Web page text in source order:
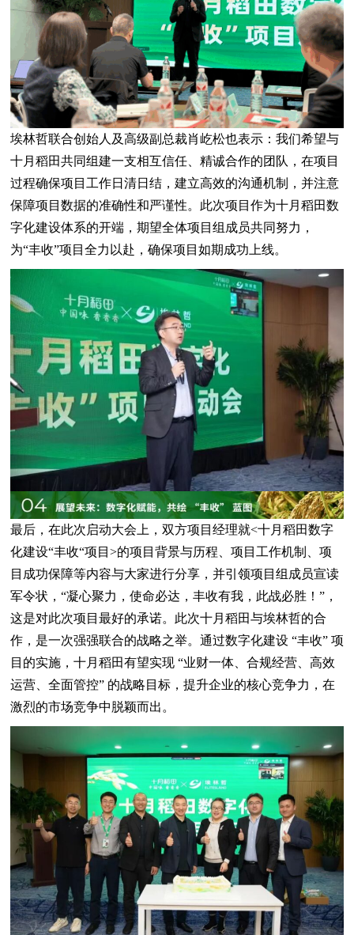
埃林哲联合创始人及高级副总裁肖屹松也表示：我们希望与
十月稻田共同组建一支相互信任、精诚合作的团队，在项目
过程确保项目工作日清日结，建立高效的沟通机制，并注意
保障项目数据的准确性和严谨性。此次项目作为十月稻田数
字化建设体系的开端，期望全体项目组成员共同努力，
为“丰收”项目全力以赴，确保项目如期成功上线。
最后，在此次启动大会上，双方项目经理就<十月稻田数字
化建设“丰收“项目>的项目背景与历程、项目工作机制、项
目成功保障等内容与大家进行分享，并引领项目组成员宣读
军令状，“凝心聚力，使命必达，丰收有我，此战必胜！”，
这是对此次项目最好的承诺。此次十月稻田与埃林哲的合
作，是一次强强联合的战略之举。通过数字化建设 “丰收” 项
目的实施，十月稻田有望实现 “业财一体、合规经营、高效
运营、全面管控” 的战略目标，提升企业的核心竞争力，在
激烈的市场竞争中脱颖而出。